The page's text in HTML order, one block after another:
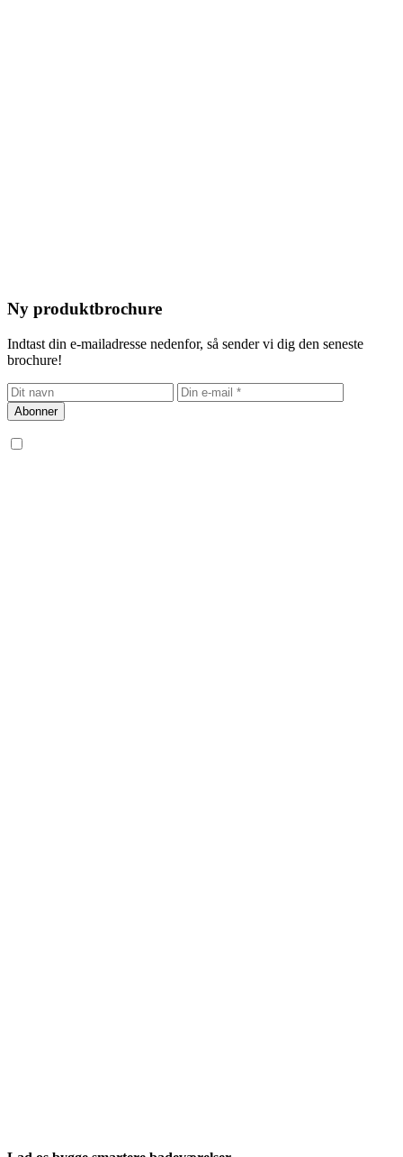
Ny produktbrochure
Indtast din e-mailadresse nedenfor, så sender vi dig den seneste
brochure!
Abonner